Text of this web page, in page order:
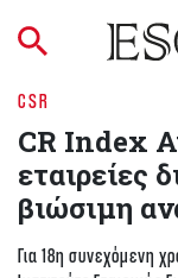
CSR
CR Index
εταιρείες
βιώσιμη
Για 18η συνεχόμενη